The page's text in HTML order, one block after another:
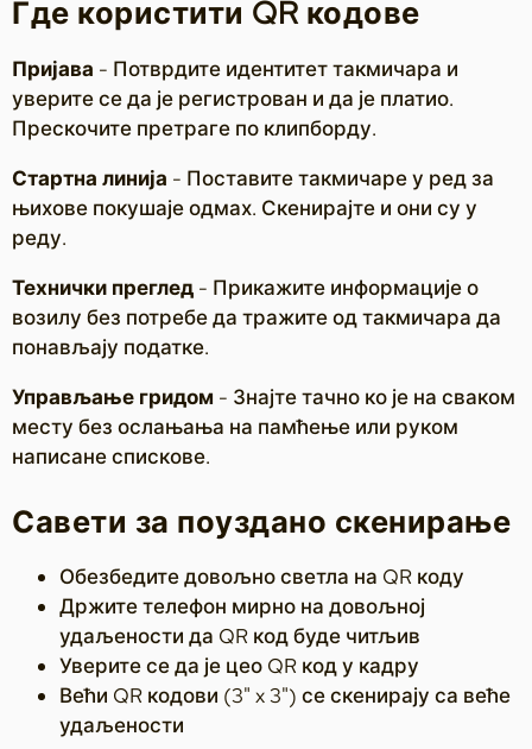
Где користити QR кодове
Пријава - Потврдите идентитет такмичара и
уверите се да је регистрован и да је платио.
Прескочите претраге по клипборду.
Стартна линија - Поставите такмичаре у ред за
њихове покушаје одмах. Скенирајте и они су у
реду.
Технички преглед - Прикажите информације о
возилу без потребе да тражите од такмичара да
понављају податке.
Управљање гридом - Знајте тачно ко је на сваком
месту без ослањања на памћење или руком
написане спискове.
Савети за поуздано скенирање
Обезбедите довољно светла на QR коду
Држите телефон мирно на довољној
удаљености да QR код буде читљив
Уверите се да је цео QR код у кадру
Већи QR кодови (3" x 3") се скенирају са веће
удаљености